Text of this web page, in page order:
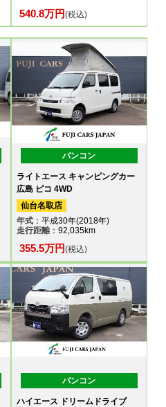
540.8万円(税込)
バンコン
ライトエース キャンピングカー
広島 ピコ 4WD
仙台名取店
年式：平成30年(2018年)
走行距離：92,035km
355.5万円(税込)
バンコン
ハイエース ドリームドライブ